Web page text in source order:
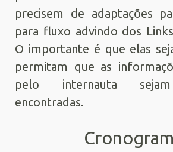
precisem de adaptações
para fluxo advindo dos
O importante é que elas
permitam que as
pelo internauta
encontradas.